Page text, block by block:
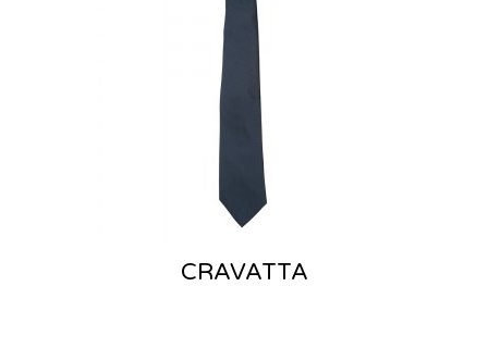
CRAVATTA